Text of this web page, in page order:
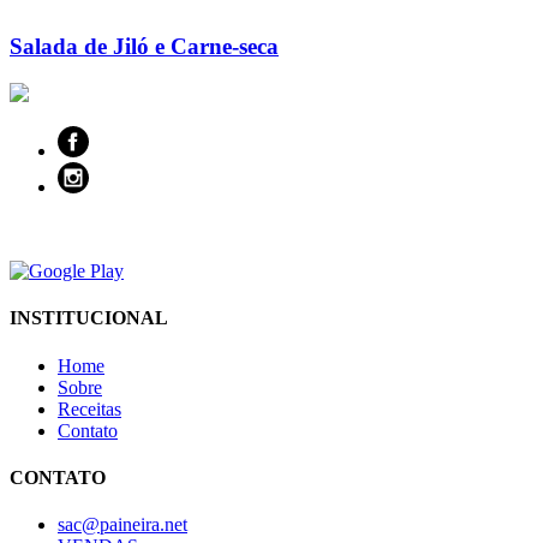
Salada de Jiló e Carne-seca
INSTITUCIONAL
Home
Sobre
Receitas
Contato
CONTATO
sac@paineira.net